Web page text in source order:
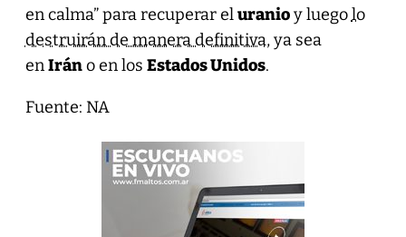
en calma” para recuperar eluranioy luegolo
destruirán de manera definitiva, ya sea
enIráno en los Estados Unidos.
Fuente: NA